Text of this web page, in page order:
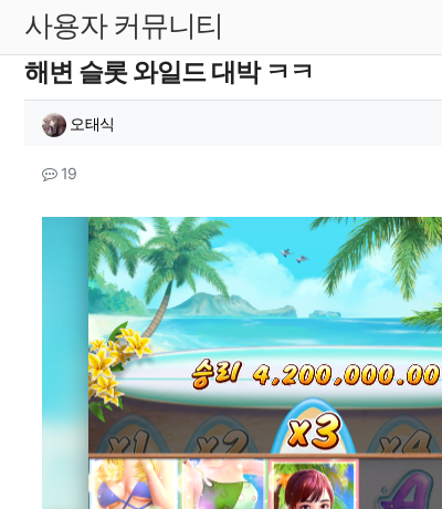
사용자 커뮤니티
해변 슬롯 와일드 대박 ㅋㅋ
작성자 정보
오태식
컨텐츠 정보
19